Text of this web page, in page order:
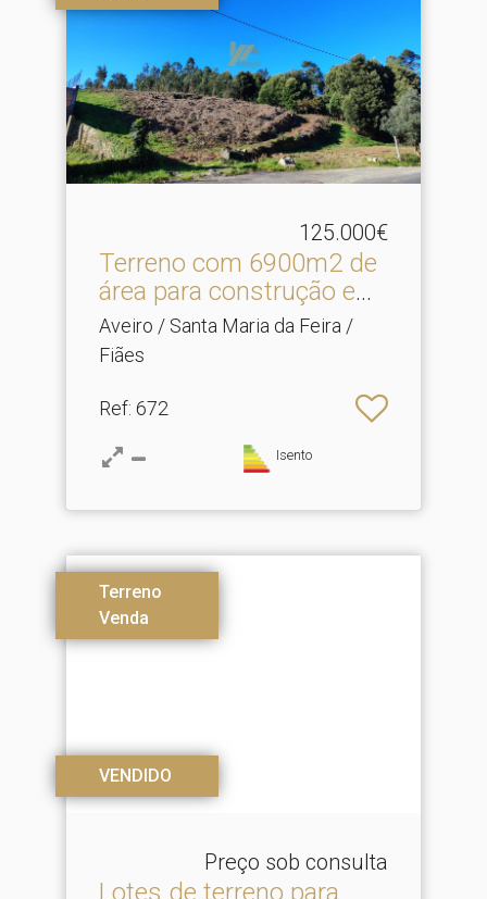
125.000€
Terreno com 6900m2 de
área para construção em.​
..
Aveiro / Santa Maria da Feira /
Fiães
Ref: 672
Isento
Terreno
Venda
VENDIDO
Preço sob consulta
Lotes de terreno para